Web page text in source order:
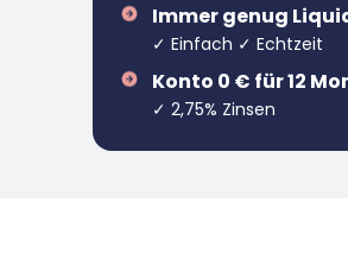
Immer genug
✓ Einfach ✓ Echtzeit
Konto 0 € für 12
✓ 2,75% Zinsen